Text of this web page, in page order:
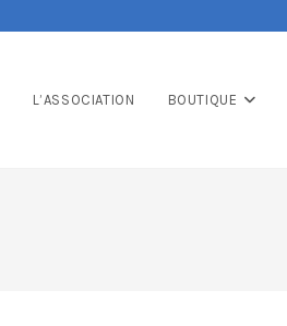
L’ASSOCIATION BOUTIQUE